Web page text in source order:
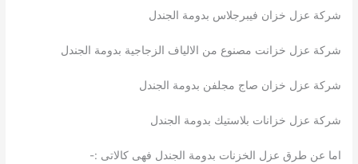
شركة عزل خزان فيبرجلاس بدومة الجندل
شركة عزل خزانت مصنوع من الالياف الزجاجية بدومة الجندل
شركة عزل خزان صاج مجلفن بدومة الجندل
شركة عزل خزانات بلاستيك بدومة الجندل
اما عن طرق عزل الخزنات بدومة الجندل فهى كالاتى :-